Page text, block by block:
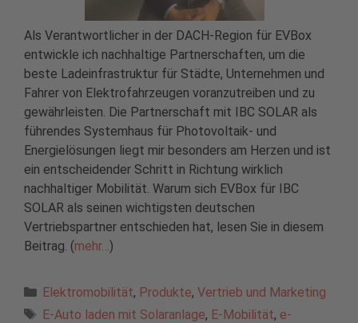
Als Verantwortlicher in der DACH-Region für EVBox
entwickle ich nachhaltige Partnerschaften, um die
beste Ladeinfrastruktur für Städte, Unternehmen und
Fahrer von Elektrofahrzeugen voranzutreiben und zu
gewährleisten. Die Partnerschaft mit IBC SOLAR als
führendes Systemhaus für Photovoltaik- und
Energielösungen liegt mir besonders am Herzen und ist
ein entscheidender Schritt in Richtung wirklich
nachhaltiger Mobilität. Warum sich EVBox für IBC
SOLAR als seinen wichtigsten deutschen
Vertriebspartner entschieden hat, lesen Sie in diesem
Beitrag. (mehr… )
Kategorien
Elektromobilität, Produkte, Vertrieb und Marketing
Schlagwörter
E-Auto laden mit Solaranlage, E-Mobilität, e-